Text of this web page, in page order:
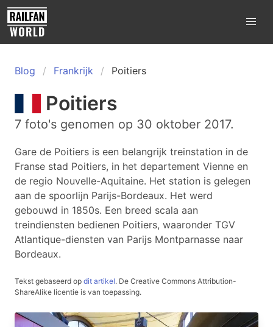
Blog Frankrijk Poitiers
Poitiers
7 foto's genomen op 30 oktober 2017.
Gare de Poitiers is een belangrijk treinstation in de
Franse stad Poitiers, in het departement Vienne en
de regio Nouvelle-Aquitaine. Het station is gelegen
aan de spoorlijn Parijs-Bordeaux. Het werd
gebouwd in 1850s. Een breed scala aan
treindiensten bedienen Poitiers, waaronder TGV
Atlantique-diensten van Parijs Montparnasse naar
Bordeaux.
Tekst gebaseerd op dit artikel. De Creative Commons Attribution-
ShareAlike licentie is van toepassing.